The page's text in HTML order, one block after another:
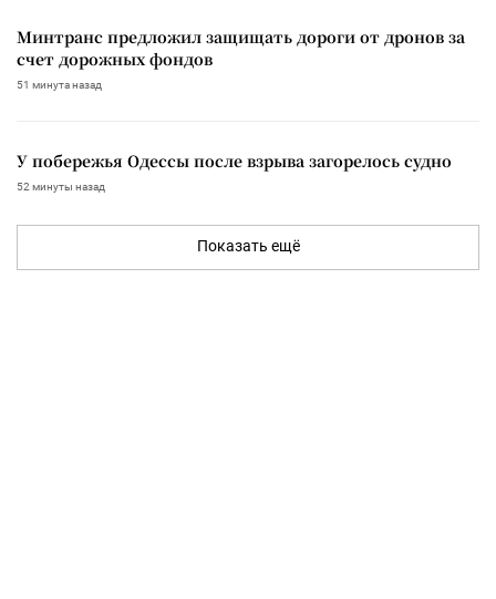
Минтранс предложил защищать дороги от дронов за
счет дорожных фондов
51 минута назад
У побережья Одессы после взрыва загорелось судно
52 минуты назад
Показать ещё